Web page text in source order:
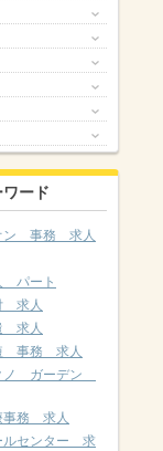
ード
ン 事務 求人
パート
求人
求人
事務 求人
ノ ガーデン
事務 求人
センター 求